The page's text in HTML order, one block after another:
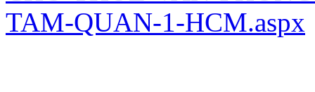
TAM-QUAN-1-HCM.aspx